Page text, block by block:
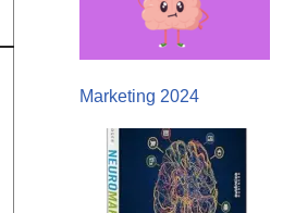
Marketing 2024